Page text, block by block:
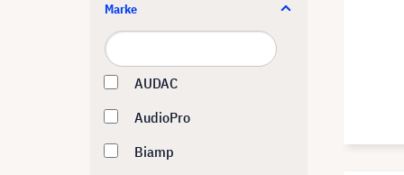
Marke
AUDAC
AudioPro
Biamp